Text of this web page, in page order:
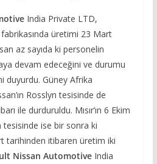
India Private LTD,
üretimi 23 Mart
az sayıda ki personelin
devam edeceğini ve durumu
duyurdu. Güney Afrika
Rosslyn tesisinde de
ile durduruldu. Mısır’ın 6 Ekim
tesisinde ise bir sonra ki
tarihinden itibaren üretim iki
Nissan AutomotiveIndia